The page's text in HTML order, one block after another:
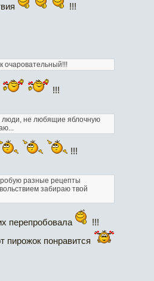
!!!
очаровательный!!!
!!!
люди, не любящие яблочную
!!!
разные рецепты
забираю твой
перепробовала
!!!
пирожок понравится